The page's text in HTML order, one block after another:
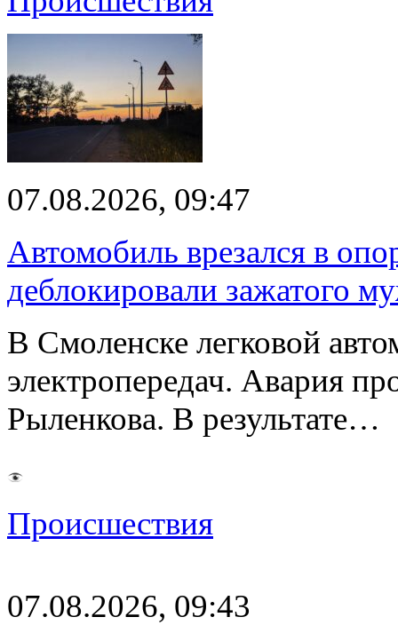
07.08.2026, 09:47
Автомобиль врезался в
деблокировали зажатого
В Смоленске легковой
электропередач. Авария
Рыленкова. В результате…
Происшествия
07.08.2026, 09:43